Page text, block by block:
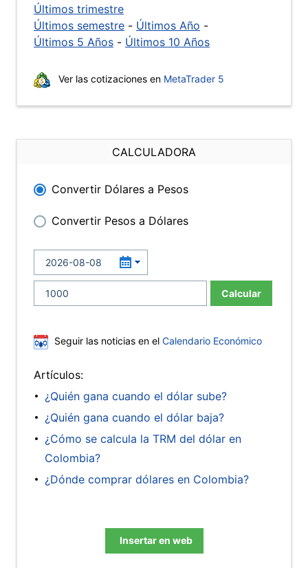
Últimos trimestre
Últimos semestre - Últimos Año -
Últimos 5 Años - Últimos 10 Años
Ver las cotizaciones en MetaTrader 5
CALCULADORA
Convertir Dólares a Pesos
Convertir Pesos a Dólares
Calcular
Seguir las noticias en el Calendario Económico
Artículos:
¿Quién gana cuando el dólar sube?
¿Quién gana cuando el dólar baja?
¿Cómo se calcula la TRM del dólar en
Colombia?
¿Dónde comprar dólares en Colombia?
Insertar en web